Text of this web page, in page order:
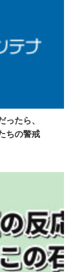
たら、
ちの警戒